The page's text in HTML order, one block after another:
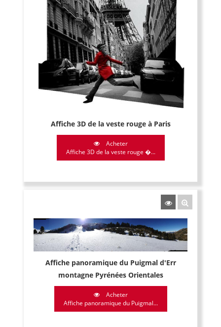
Affiche 3D de la veste rouge à Paris
Acheter
Affiche 3D de la veste rouge �...
Affiche panoramique du Puigmal d'Err
montagne Pyrénées Orientales
Acheter
Affiche panoramique du Puigmal...